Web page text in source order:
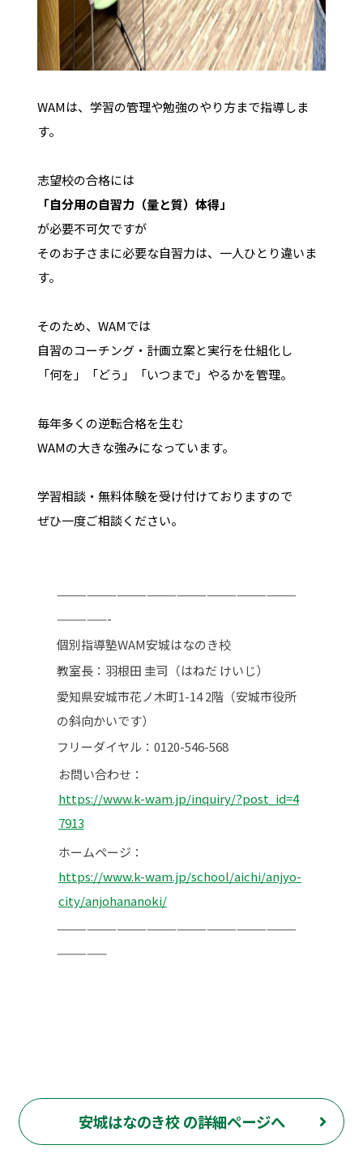
WAMは、学習の管理や勉強のやり方まで指導しま
す。
志望校の合格には
「自分用の自習力（量と質）体得」
が必要不可欠ですが
そのお子さまに必要な自習力は、一人ひとり違いま
す。
そのため、WAMでは
自習のコーチング・計画立案と実行を仕組化し
「何を」「どう」「いつまで」やるかを管理。
毎年多くの逆転合格を生む
WAMの大きな強みになっています。
学習相談・無料体験を受け付けておりますので
ぜひ一度ご相談ください。
————————————————————————
—————-
個別指導塾WAM安城はなのき校
教室長：羽根田 圭司（はねだ けいじ）
愛知県安城市花ノ木町1-14 2階（安城市役所
の斜向かいです）
フリーダイヤル：0120-546-568
お問い合わせ：
https://www.k-wam.jp/inquiry/?post_id=4
7913
ホームページ：
https://www.k-wam.jp/school/aichi/anjyo-
city/anjohananoki/
————————————————————————
—————
安城はなのき校 の詳細ページへ